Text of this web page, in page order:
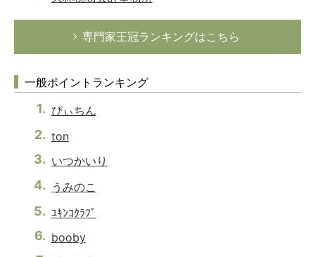
専門家王冠ランキングはこちら
一般ポイントランキング
ぴぃちん
ton
いつかいり
うみのこ
ﾕｷﾝｺｸﾗﾌﾞ
booby